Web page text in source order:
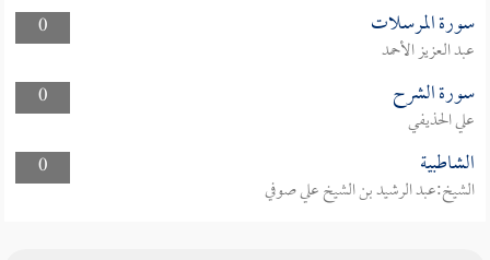
0
سورة المرسلات
عبد العزيز الأحمد
0
سورة الشرح
علي الحذيفي
0
الشاطبية
الشيخ:عبد الرشيد بن الشيخ علي صوفي